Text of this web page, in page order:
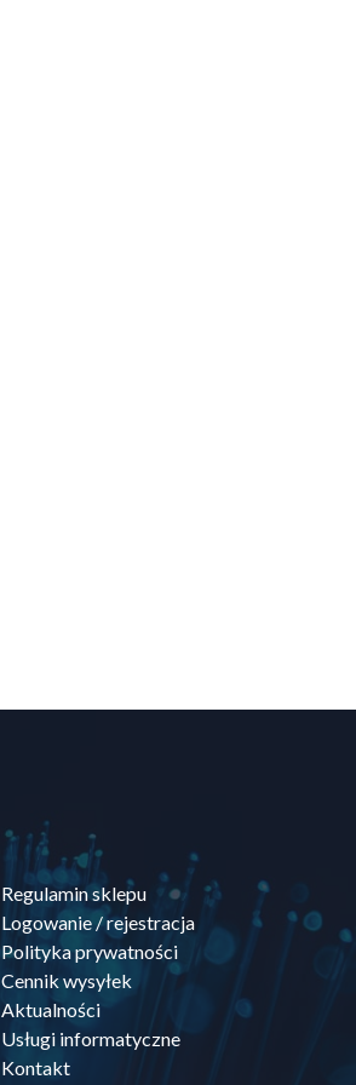
Regulamin sklepu
Logowanie / rejestracja
Polityka prywatności
Cennik wysyłek
Aktualności
Usługi informatyczne
Kontakt